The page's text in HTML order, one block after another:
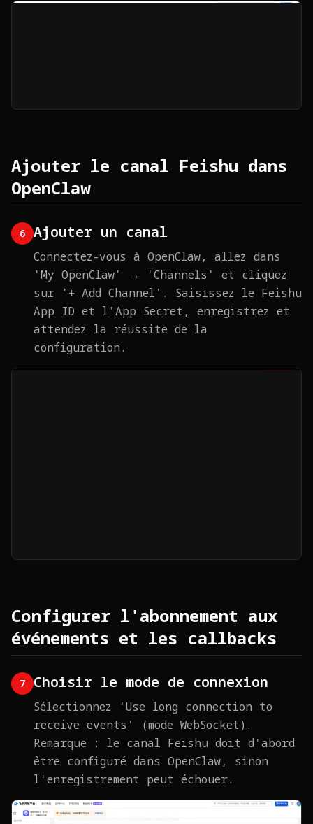
Ajouter le canal Feishu dans
OpenClaw
6 Ajouter un canal
Connectez-vous à OpenClaw, allez dans
'My OpenClaw' → 'Channels' et cliquez
sur '+ Add Channel'. Saisissez le Feishu
App ID et l'App Secret, enregistrez et
attendez la réussite de la
configuration.
Configurer l'abonnement aux
événements et les callbacks
7 Choisir le mode de connexion
Sélectionnez 'Use long connection to
receive events' (mode WebSocket).
Remarque : le canal Feishu doit d'abord
être configuré dans OpenClaw, sinon
l'enregistrement peut échouer.